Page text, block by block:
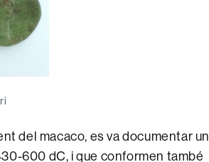
del macaco, es va documentar un
600 dC, i que conformen també